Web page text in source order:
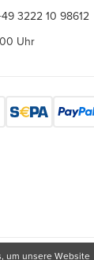
3222 10 98612
Uhr
um unsere Website